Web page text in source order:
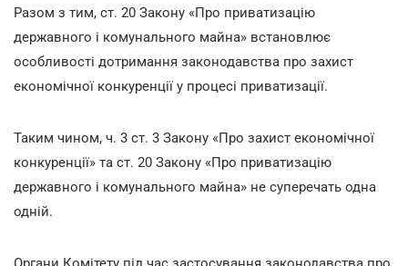
Разом з тим, ст. 20 Закону «Про приватизацію
державного і комунального майна» встановлює
особливості дотримання законодавства про захист
економічної конкуренції у процесі приватизації.
Таким чином, ч. 3 ст. 3 Закону «Про захист економічної
конкуренції» та ст. 20 Закону «Про приватизацію
державного і комунального майна» не суперечать одна
одній.